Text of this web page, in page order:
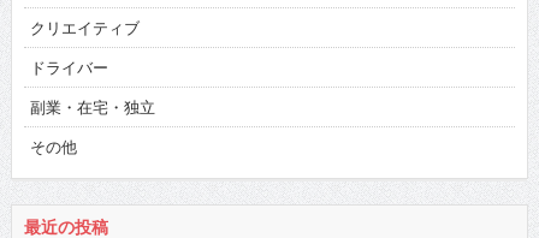
クリエイティブ
ドライバー
副業・在宅・独立
その他
最近の投稿